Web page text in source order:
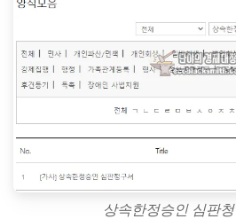
상속한정승인 심판